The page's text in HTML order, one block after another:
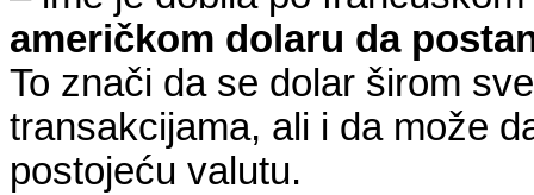
američkom dolaru da
To znači da se dolar širom
transakcijama, ali i da može
postojeću valutu.